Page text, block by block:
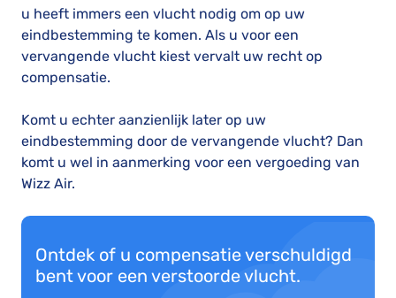
u heeft immers een vlucht nodig om op uw
eindbestemming te komen. Als u voor een
vervangende vlucht kiest vervalt uw recht op
compensatie.
Komt u echter aanzienlijk later op uw
eindbestemming door de vervangende vlucht? Dan
komt u wel in aanmerking voor een vergoeding van
Wizz Air.
Ontdek of u compensatie verschuldigd
bent voor een verstoorde vlucht.